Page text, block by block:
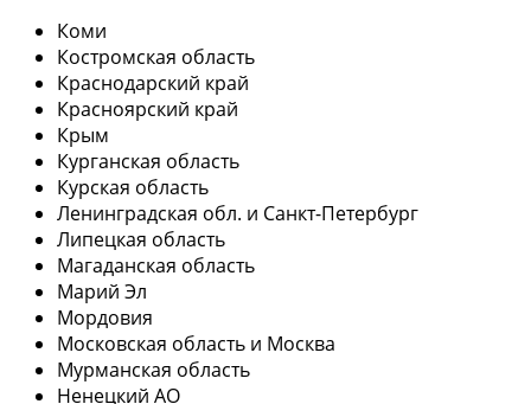
Коми
Костромская область
Краснодарский край
Красноярский край
Крым
Курганская область
Курская область
Ленинградская обл. и Санкт-Петербург
Липецкая область
Магаданская область
Марий Эл
Мордовия
Московская область и Москва
Мурманская область
Ненецкий АО